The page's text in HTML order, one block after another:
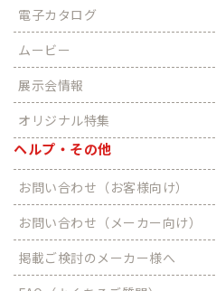
電子カタログ
ムービー
展示会情報
オリジナル特集
ヘルプ・その他
お問い合わせ（お客様向け）
お問い合わせ（メーカー向け）
掲載ご検討のメーカー様へ